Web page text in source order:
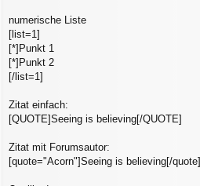
numerische Liste
[list=1]
[*]Punkt 1
[*]Punkt 2
[/list=1]
Zitat einfach:
[QUOTE]Seeing is believing[/QUOTE]
Zitat mit Forumsautor:
[quote="Acorn"]Seeing is believing[/quote]